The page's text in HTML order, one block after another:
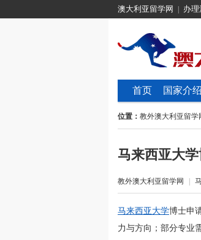
澳大利亚留学网 办理
首页 国家介绍
位置： 教外澳大利亚留学
马来西亚大
教外澳大利亚留学网
马来西亚大学博士申
力与方向；部分专业